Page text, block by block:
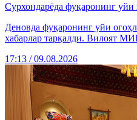
Сурхондарёда фуқаронинг уйи
Деновда фуқаронинг уйи
хабарлар тарқалди. Вилоят
17:13 / 09.08.2026